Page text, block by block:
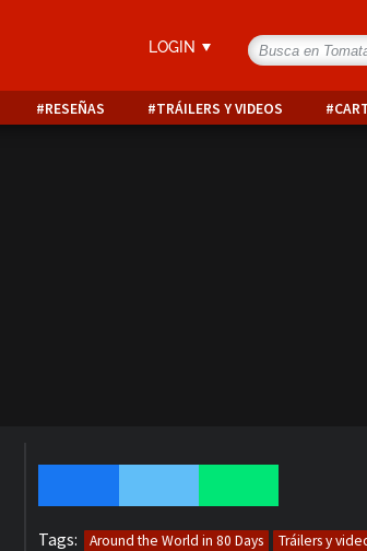
LOGIN
RESEÑAS TRÁILERS Y VIDEOS
Tags: Around the World in 80 Days
Tráilers y